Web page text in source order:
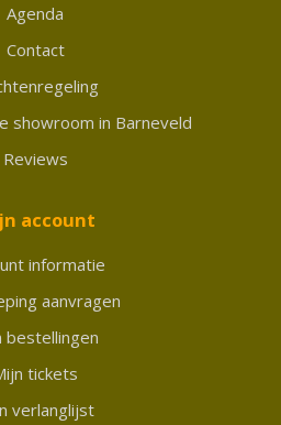
Agenda
Contact
showroom in Barneveld
Reviews
account
informatie
aanvragen
bestellingen
tickets
verlanglijst